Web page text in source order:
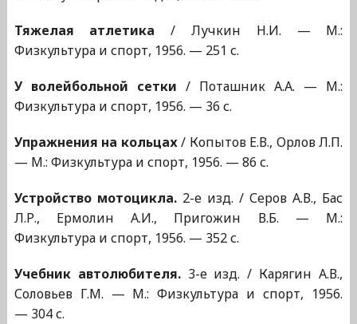
Тяжелая атлетика / Лучкин Н.И. — М.:
Физкультура и спорт, 1956. — 251 с.
У волейбольной сетки / Поташник А.А. — М.:
Физкультура и спорт, 1956. — 36 с.
Упражнения на кольцах/ Копытов Е.В., Орлов Л.П.
— М.: Физкультура и спорт, 1956. — 86 с.
Устройство мотоцикла.2-е изд. / Серов А.В., Бас
Л.Р., Ермолин А.И., Пригожин В.Б. — М.:
Физкультура и спорт, 1956. — 352 с.
Учебник автолюбителя.3-е изд. / Карягин А.В.,
Соловьев Г.М. — М.: Физкультура и спорт, 1956.
— 304 с.